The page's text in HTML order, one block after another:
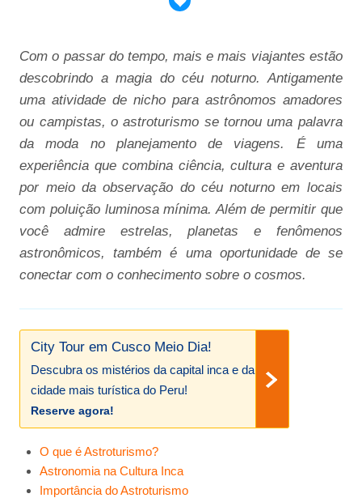
Com o passar do tempo, mais e mais viajantes estão
descobrindo a magia do céu noturno. Antigamente
uma atividade de nicho para astrônomos amadores
ou campistas, o astroturismo se tornou uma palavra
da moda no planejamento de viagens. É uma
experiência que combina ciência, cultura e aventura
por meio da observação do céu noturno em locais
com poluição luminosa mínima. Além de permitir que
você admire estrelas, planetas e fenômenos
astronômicos, também é uma oportunidade de se
conectar com o conhecimento sobre o cosmos.
City Tour em Cusco Meio Dia!
Descubra os mistérios da capital inca e da
cidade mais turística do Peru!
Reserve agora!
O que é Astroturismo?
Astronomia na Cultura Inca
Importância do Astroturismo